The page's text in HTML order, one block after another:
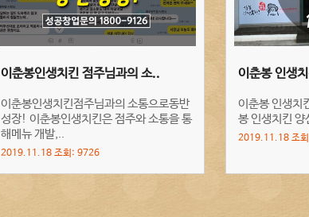
이춘봉인생치킨 점주님과의 소..
이춘봉인생치킨점주님과의 소통으로동반
성장! 이춘봉인생치킨은 점주와 소통을 통
해메뉴 개발,..
2019.11.18 조회: 9726
이춘봉 인생
이춘봉 인생치
봉 인생치킨 양
2019.11.18 조